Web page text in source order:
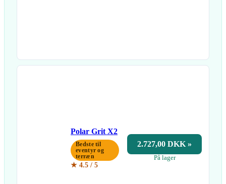
Polar Grit X2
Bedste til
eventyr og
terræn
★ 4.5 / 5
2.727,00 DKK »
På lager